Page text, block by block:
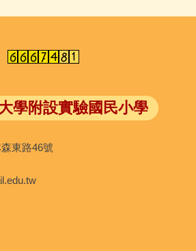
學附設實驗國民小學
東路46號